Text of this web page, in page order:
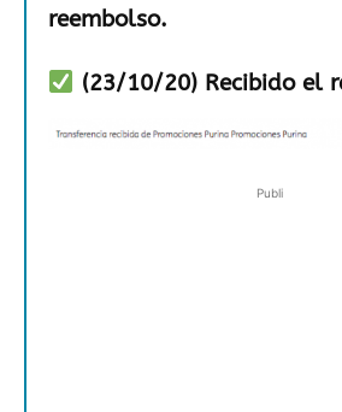
reembolso.
(23/10/20) Recibido el
Publi